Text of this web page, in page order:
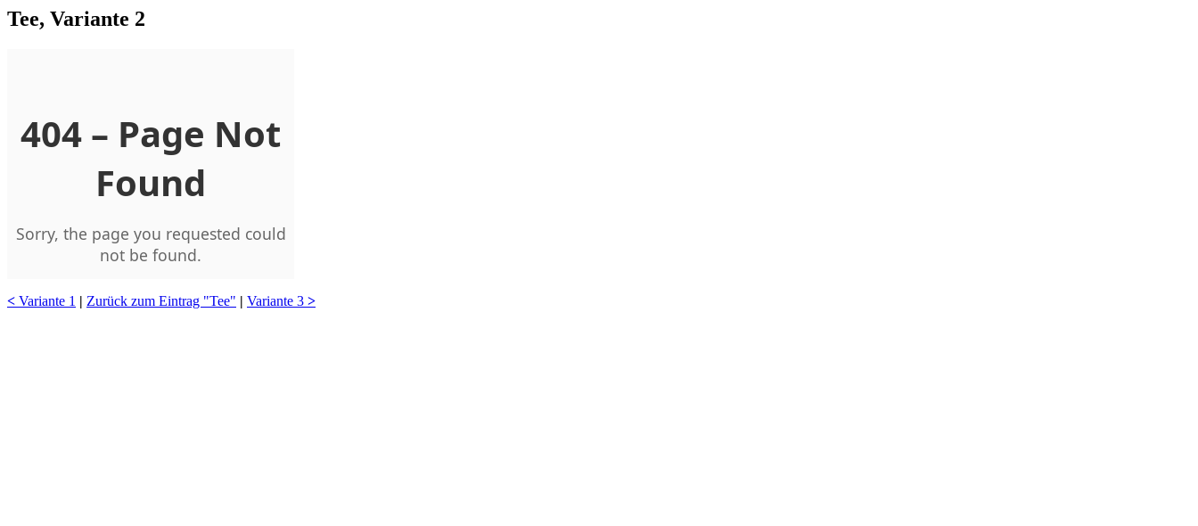
Tee, Variante 2
< Variante 1 | Zurück zum Eintrag "Tee" | Variante 3 >